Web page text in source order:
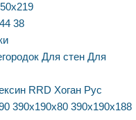
44 38
Для стен Для
RRD Хоган Рус
390х190х80 390х190х188